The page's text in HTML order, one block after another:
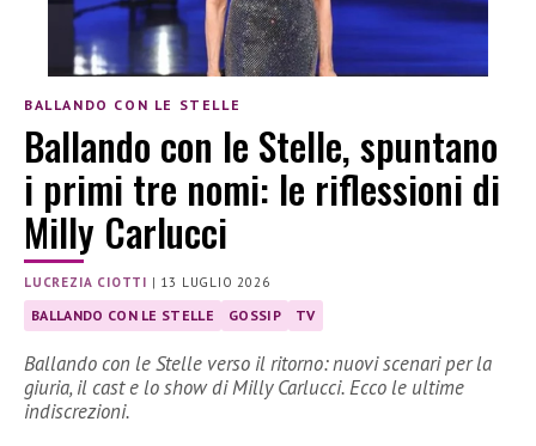
BALLANDO CON LE STELLE
Ballando con le Stelle, spuntano
i primi tre nomi: le riflessioni di
Milly Carlucci
LUCREZIA CIOTTI | 13 LUGLIO 2026
BALLANDO CON LE STELLE GOSSIP TV
Ballando con le Stelle verso il ritorno: nuovi scenari per la
giuria, il cast e lo show di Milly Carlucci. Ecco le ultime
indiscrezioni.